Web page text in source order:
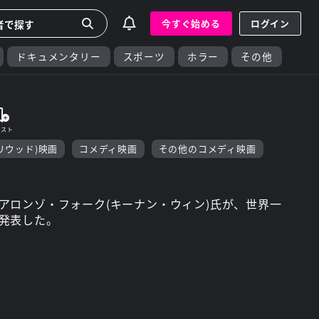
今すぐ始める ログイン
ドキュメンタリー スポーツ ホラー その他
ウッド)映画 コメディ映画 その他のコメディ映画
ロンゾ・フォーク(キーナン・ウィン)氏が、世界一
表した。